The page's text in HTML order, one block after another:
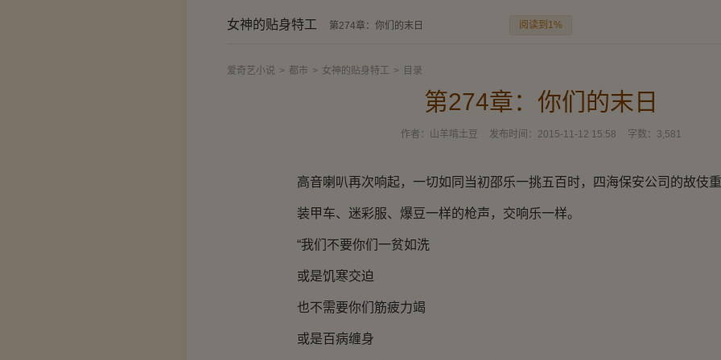
女神的贴身特工 第274章：你们的末日 阅读到1%
爱奇艺小说 > 都市 > 女神的贴身特工 > 目录
第274章：你们的末日
作者： 山羊啃土豆 发布时间： 2015-11-12 15:58 字数： 3,581
高音喇叭再次响起，一切如同当初邵乐一挑五百时，四海保安公司的故伎重
装甲车、迷彩服、爆豆一样的枪声，交响乐一样。
“我们不要你们一贫如洗
或是饥寒交迫
也不需要你们筋疲力竭
或是百病缠身